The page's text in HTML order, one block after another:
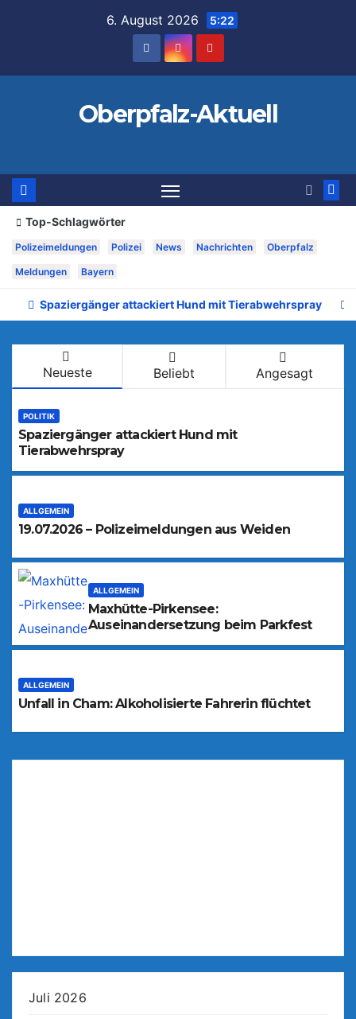
6. August 2026 5:22
Oberpfalz-Aktuell
Top-Schlagwörter
Polizeimeldungen Polizei News Nachrichten Oberpfalz
Meldungen Bayern
Spaziergänger attackiert Hund mit Tierabwehrspray
Neueste Beliebt Angesagt
POLITIK
Spaziergänger attackiert Hund mit
Tierabwehrspray
ALLGEMEIN
19.07.2026 – Polizeimeldungen aus Weiden
ALLGEMEIN
Maxhütte-Pirkensee:
Auseinandersetzung beim Parkfest
ALLGEMEIN
Unfall in Cham: Alkoholisierte Fahrerin flüchtet
Juli 2026